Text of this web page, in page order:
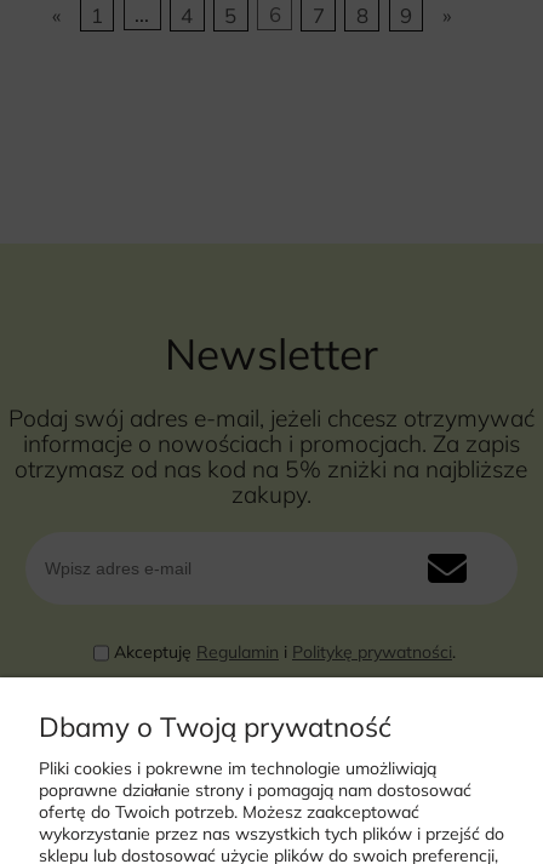
« 1 ... 4 5 6 7 8 9 »
Newsletter
Podaj swój adres e-mail, jeżeli chcesz otrzymywać
informacje o nowościach i promocjach. Za zapis
otrzymasz od nas kod na 5% zniżki na najbliższe
zakupy.
Akceptuję Regulamin i Politykę prywatności.
Dbamy o Twoją prywatność
Pliki cookies i pokrewne im technologie umożliwiają
poprawne działanie strony i pomagają nam dostosować
ofertę do Twoich potrzeb. Możesz zaakceptować
wykorzystanie przez nas wszystkich tych plików i przejść do
sklepu lub dostosować użycie plików do swoich preferencji,